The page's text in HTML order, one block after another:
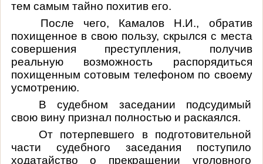
тем самым тайно похитив его.
После чего, Камалов Н.И., обратив
похищенное в свою пользу, скрылся с места
совершения преступления, получив
реальную возможность распорядиться
похищенным сотовым телефоном по своему
усмотрению.
В судебном заседании подсудимый
свою вину признал полностью и раскаялся.
От потерпевшего в подготовительной
части судебного заседания поступило
ходатайство о прекращении уголовного